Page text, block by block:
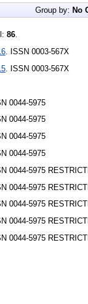
Group by: No
86.
. ISSN 0003-567X
. ISSN 0003-567X
0044-5975
0044-5975
0044-5975
0044-5975
0044-5975
0044-5975
0044-5975
0044-5975
0044-5975